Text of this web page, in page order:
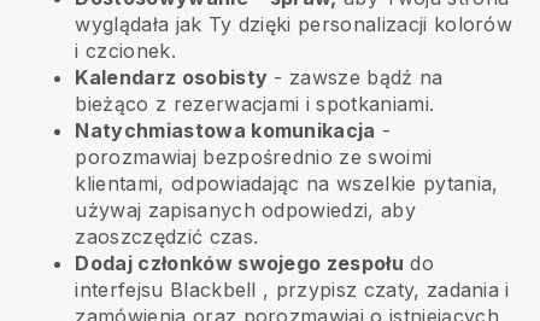
wyglądała jak Ty dzięki personalizacji kolorów
i czcionek.
Kalendarz osobisty - zawsze bądź na
bieżąco z rezerwacjami i spotkaniami.
Natychmiastowa komunikacja -
porozmawiaj bezpośrednio ze swoimi
klientami, odpowiadając na wszelkie pytania,
używaj zapisanych odpowiedzi, aby
zaoszczędzić czas.
Dodaj członków swojego zespołu do
interfejsu Blackbell , przypisz czaty, zadania i